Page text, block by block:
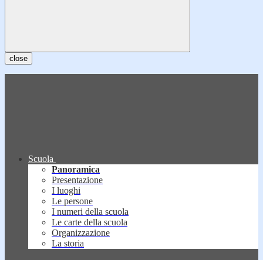
close
Scuola
Panoramica
Presentazione
I luoghi
Le persone
I numeri della scuola
Le carte della scuola
Organizzazione
La storia